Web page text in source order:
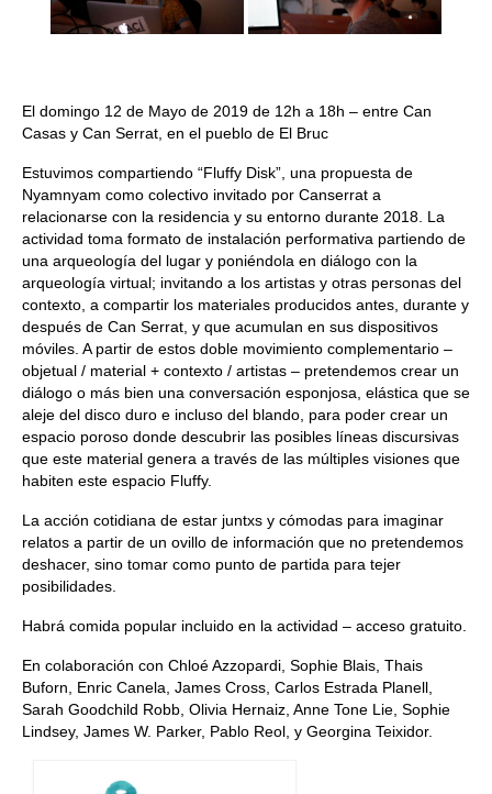
El domingo 12 de Mayo de 2019 de 12h a 18h – entre Can
Casas y Can Serrat, en el pueblo de El Bruc
Estuvimos compartiendo “Fluffy Disk”, una propuesta de
Nyamnyam como colectivo invitado por Canserrat a
relacionarse con la residencia y su entorno durante 2018. La
actividad toma formato de instalación performativa partiendo de
una arqueología del lugar y poniéndola en diálogo con la
arqueología virtual; invitando a los artistas y otras personas del
contexto, a compartir los materiales producidos antes, durante y
después de Can Serrat, y que acumulan en sus dispositivos
móviles. A partir de estos doble movimiento complementario –
objetual / material + contexto / artistas – pretendemos crear un
diálogo o más bien una conversación esponjosa, elástica que se
aleje del disco duro e incluso del blando, para poder crear un
espacio poroso donde descubrir las posibles líneas discursivas
que este material genera a través de las múltiples visiones que
habiten este espacio Fluffy.
La acción cotidiana de estar juntxs y cómodas para imaginar
relatos a partir de un ovillo de información que no pretendemos
deshacer, sino tomar como punto de partida para tejer
posibilidades.
Habrá comida popular incluido en la actividad – acceso gratuito.
En colaboración con Chloé Azzopardi, Sophie Blais, Thais
Buforn, Enric Canela, James Cross, Carlos Estrada Planell,
Sarah Goodchild Robb, Olivia Hernaiz, Anne Tone Lie, Sophie
Lindsey, James W. Parker, Pablo Reol, y Georgina Teixidor.